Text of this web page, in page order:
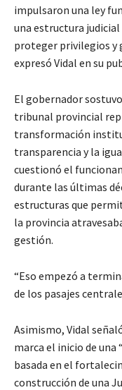
impulsaron una ley
una estructura
proteger privilegios y
expresó Vidal en su
El gobernador
tribunal provincial
transformación
transparencia y la
cuestionó el
durante las últimas
estructuras que
la provincia
gestión.
“Eso empezó a
de los pasajes
Asimismo, Vidal
marca el inicio de una
basada en el
construcción de una